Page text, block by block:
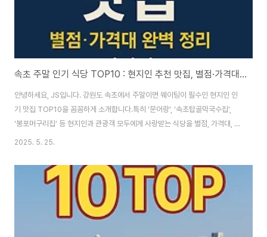
속초 주말 인기 식당 TOP10 : 현지인 추천 맛집, 별점·가격대 완벽 정리
안녕하세요, JS입니다. 강원도 속초에서 주말이면 웨이팅이 필수인 현지인 인
기 맛집 TOP10을 꼼꼼하게 소개합니다.특히 ‘문어랑’, ‘속초탑골막국수집’,
‘봉포머구리집’ 등 현지인과 관광객 모두에게 사랑받는 식당을 별점, 가격대, 대
표 메뉴와 함께 정리했으니, 속초 여행 계획에 꼭 참고하세요!1. 문어랑위치: 속
원), 문어회, 문어맑은탕(2인 45,000원/3~4인 70,000원), 해신탕, 해물탕
별점: 평균 4.0~4.2점(다이닝코드, 네이버 리뷰 기준)가격대: 중상(2인
45,000원34인 85,000원)특징: 현지인 단골, 신선한 수족관 해산물, 아늑한
분위기, 합리적 가성비리뷰: “문어삼합은 신선함과 양 모두 만족..
2025. 5. 25.